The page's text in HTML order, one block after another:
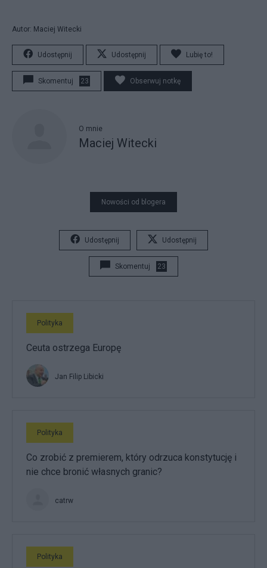
Autor: Maciej Witecki
Udostępnij Udostępnij Lubię to!
Skomentuj 23 Obserwuj notkę
O mnie
Maciej Witecki
Nowości od blogera
Udostępnij Udostępnij
Skomentuj 23
Polityka
Ceuta ostrzega Europę
Jan Filip Libicki
Polityka
Co zrobić z premierem, który odrzuca konstytucję i
nie chce bronić własnych granic?
catrw
Polityka